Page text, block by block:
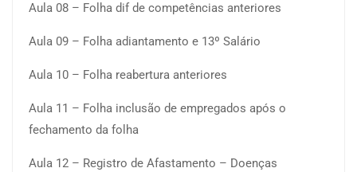
Aula 08 – Folha dif de competências anteriores
Aula 09 – Folha adiantamento e 13º Salário
Aula 10 – Folha reabertura anteriores
Aula 11 – Folha inclusão de empregados após o
fechamento da folha
Aula 12 – Registro de Afastamento – Doenças